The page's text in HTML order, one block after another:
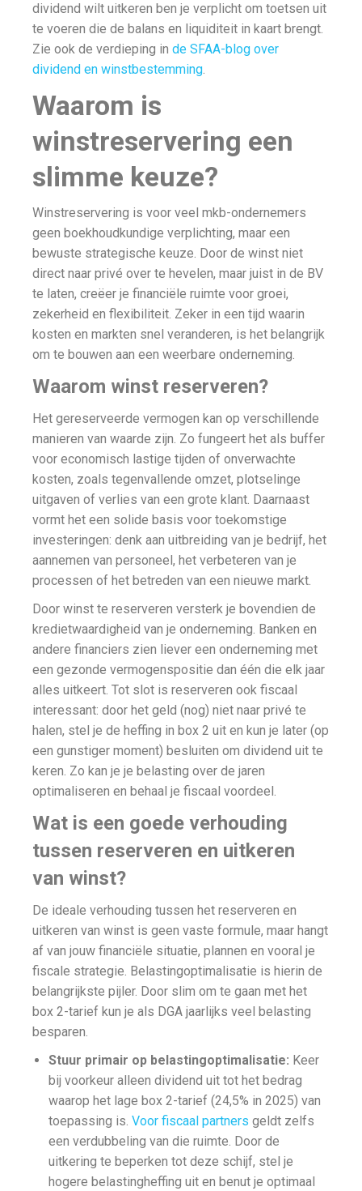
dividend wilt uitkeren ben je verplicht om toetsen uit
te voeren die de balans en liquiditeit in kaart brengt.
Zie ook de verdieping in de SFAA-blog over
dividend en winstbestemming.
Waarom is
winstreservering een
slimme keuze?
Winstreservering is voor veel mkb-ondernemers
geen boekhoudkundige verplichting, maar een
bewuste strategische keuze. Door de winst niet
direct naar privé over te hevelen, maar juist in de BV
te laten, creëer je financiële ruimte voor groei,
zekerheid en flexibiliteit. Zeker in een tijd waarin
kosten en markten snel veranderen, is het belangrijk
om te bouwen aan een weerbare onderneming.
Waarom winst reserveren?
Het gereserveerde vermogen kan op verschillende
manieren van waarde zijn. Zo fungeert het als buffer
voor economisch lastige tijden of onverwachte
kosten, zoals tegenvallende omzet, plotselinge
uitgaven of verlies van een grote klant. Daarnaast
vormt het een solide basis voor toekomstige
investeringen: denk aan uitbreiding van je bedrijf, het
aannemen van personeel, het verbeteren van je
processen of het betreden van een nieuwe markt.
Door winst te reserveren versterk je bovendien de
kredietwaardigheid van je onderneming. Banken en
andere financiers zien liever een onderneming met
een gezonde vermogenspositie dan één die elk jaar
alles uitkeert. Tot slot is reserveren ook fiscaal
interessant: door het geld (nog) niet naar privé te
halen, stel je de heffing in box 2 uit en kun je later (op
een gunstiger moment) besluiten om dividend uit te
keren. Zo kan je je belasting over de jaren
optimaliseren en behaal je fiscaal voordeel.
Wat is een goede verhouding
tussen reserveren en uitkeren
van winst?
De ideale verhouding tussen het reserveren en
uitkeren van winst is geen vaste formule, maar hangt
af van jouw financiële situatie, plannen en vooral je
fiscale strategie. Belastingoptimalisatie is hierin de
belangrijkste pijler. Door slim om te gaan met het
box 2-tarief kun je als DGA jaarlijks veel belasting
besparen.
Stuur primair op belastingoptimalisatie: Keer
bij voorkeur alleen dividend uit tot het bedrag
waarop het lage box 2-tarief (24,5% in 2025) van
toepassing is. Voor fiscaal partners geldt zelfs
een verdubbeling van die ruimte. Door de
uitkering te beperken tot deze schijf, stel je
hogere belastingheffing uit en benut je optimaal